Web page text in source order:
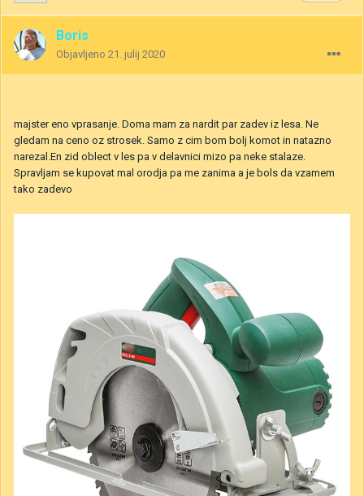
Boris
Objavljeno 21. julij 2020
majster eno vprasanje. Doma mam za nardit par zadev iz lesa. Ne
gledam na ceno oz strosek. Samo z cim bom bolj komot in natazno
narezal.En zid oblect v les pa v delavnici mizo pa neke stalaze.
Spravljam se kupovat mal orodja pa me zanima a je bols da vzamem
tako zadevo